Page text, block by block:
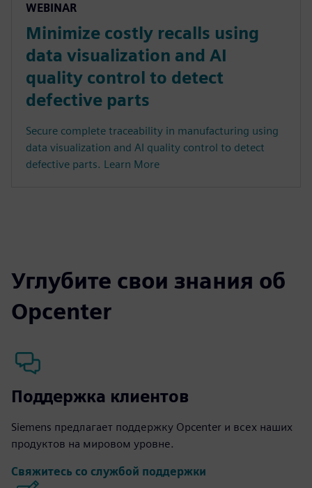
WEBINAR
Minimize costly recalls using
data visualization and AI
quality control to detect
defective parts
Secure complete traceability in manufacturing using
data visualization and AI quality control to detect
defective parts. Learn More
Углубите свои знания об
Opcenter
Поддержка клиентов
Siemens предлагает поддержку Opcenter и всех наших
продуктов на мировом уровне.
Свяжитесь со службой поддержки